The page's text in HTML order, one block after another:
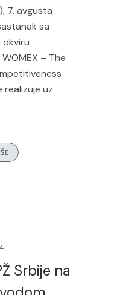
7. avgusta
sa
okviru
– The
realizuje uz
Srbije na